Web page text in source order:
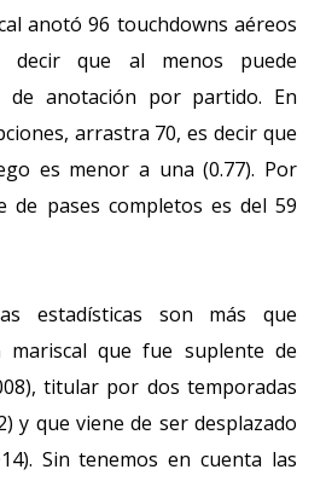
anotó 96 touchdowns aéreos
que al menos puede
de anotación por partido. En
arrastra 70, es decir que
es menor a una (0.77). Por
de pases completos es del 59
estadísticas son más que
mariscal que fue suplente de
titular por dos temporadas
y que viene de ser desplazado
Sin tenemos en cuenta las